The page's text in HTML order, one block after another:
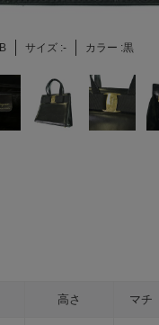
B サイズ :- カラー :黒
高さ マチ